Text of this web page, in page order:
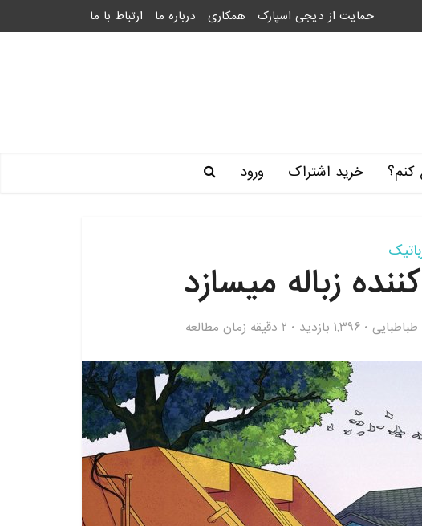
حمایت از دیجی اسپارک همکاری درباره ما ارتباط با ما
کنم؟ خرید اشتراک ورود
زباله میسازد
طباطبایی 1,396 بازدید 2 دقیقه زمان مطالعه